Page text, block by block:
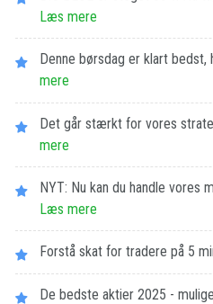
Læs mere
Denne børsdag er klart bedst,
mere
Det går stærkt for vores
mere
NYT: Nu kan du handle vores
Læs mere
Forstå skat for tradere på 5
De bedste aktier 2025 -